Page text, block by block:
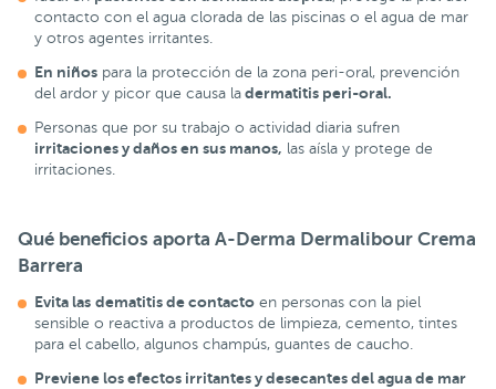
contacto con el agua clorada de las piscinas o el agua de mar
y otros agentes irritantes.
En niños para la protección de la zona peri-oral, prevención
del ardor y picor que causa la dermatitis peri-oral.
Personas que por su trabajo o actividad diaria sufren
irritaciones y daños en sus manos, las aísla y protege de
irritaciones.
Qué beneficios aporta A-Derma Dermalibour Crema
Barrera
Evita las dematitis de contacto en personas con la piel
sensible o reactiva a productos de limpieza, cemento, tintes
para el cabello, algunos champús, guantes de caucho.
Previene los efectos irritantes y desecantes del agua de mar